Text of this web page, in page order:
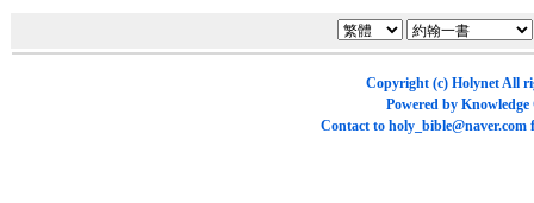
Copyright (c) HolynetAll
Powered by Knowledge
Contact to holy_bible@naver.com